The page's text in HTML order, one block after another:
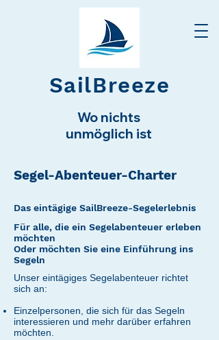
SailBreeze
Wo nichts
unmöglich ist
Segel-Abenteuer-Charter
Das eintägige SailBreeze-Segelerlebnis
Für alle, die ein Segelabenteuer erleben
möchten
Oder möchten Sie eine Einführung ins
Segeln
Unser eintägiges Segelabenteuer richtet
sich an:
Einzelpersonen, die sich für das Segeln
interessieren und mehr darüber erfahren
möchten.